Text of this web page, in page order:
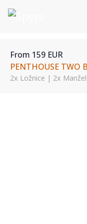
From 159 EUR
PENTHOUSE TWO
2x Ložnice | 2x